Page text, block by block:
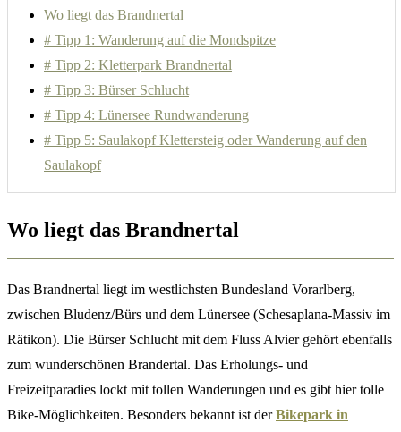
Wo liegt das Brandnertal
# Tipp 1: Wanderung auf die Mondspitze
# Tipp 2: Kletterpark Brandnertal
# Tipp 3: Bürser Schlucht
# Tipp 4: Lünersee Rundwanderung
# Tipp 5: Saulakopf Klettersteig oder Wanderung auf den
Saulakopf
Wo liegt das Brandnertal
Das Brandnertal liegt im westlichsten Bundesland Vorarlberg,
zwischen Bludenz/Bürs und dem Lünersee (Schesaplana-Massiv im
Rätikon). Die Bürser Schlucht mit dem Fluss Alvier gehört ebenfalls
zum wunderschönen Brandertal. Das Erholungs- und
Freizeitparadies lockt mit tollen Wanderungen und es gibt hier tolle
Bike-Möglichkeiten. Besonders bekannt ist derBikepark in